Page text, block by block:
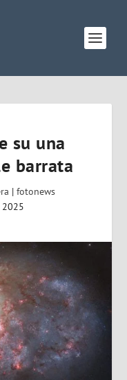
su una
barrata
| fotonews
2025